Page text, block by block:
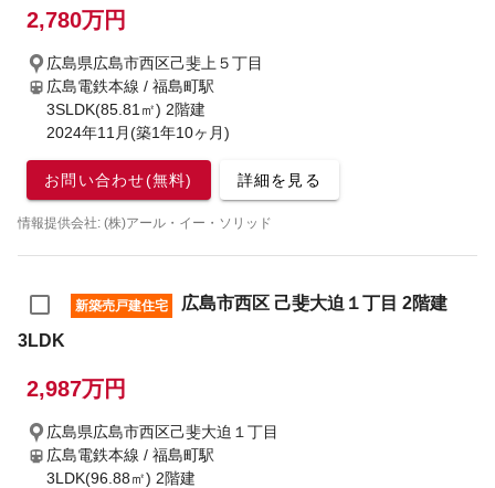
2,780万円
広島県広島市西区己斐上５丁目
広島電鉄本線 / 福島町駅
3SLDK(85.81㎡) 2階建
2024年11月(築1年10ヶ月)
お問い合わせ(無料) 詳細を見る
情報提供会社: (株)アール・イー・ソリッド
新築売戸建住宅
広島市西区 己斐大迫１丁目 2階建
3LDK
2,987万円
広島県広島市西区己斐大迫１丁目
広島電鉄本線 / 福島町駅
3LDK(96.88㎡) 2階建